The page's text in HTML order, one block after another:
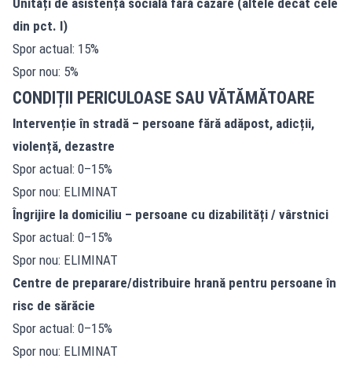
din pct. I)
Spor actual: 15%
Spor nou: 5%
CONDIȚII PERICULOASE SAU VĂTĂMĂTOARE
Intervenție în stradă – persoane fără adăpost, adicții,
violență, dezastre
Spor actual: 0–15%
Spor nou: ELIMINAT
Îngrijire la domiciliu – persoane cu dizabilități / vârstnici
Spor actual: 0–15%
Spor nou: ELIMINAT
Centre de preparare/distribuire hrană pentru persoane în
risc de sărăcie
Spor actual: 0–15%
Spor nou: ELIMINAT